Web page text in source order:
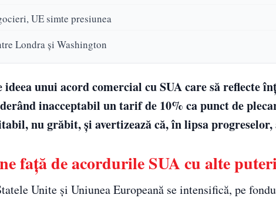
UE simte presiunea
Londra și Washington
unui acord comercial cu SUA care să reflecte
inacceptabil un tarif de 10% ca punct de
nu grăbit, și avertizează că, în lipsa
față de acordurile SUA cu alte puteri
Unite și Uniunea Europeană se intensifică, pe